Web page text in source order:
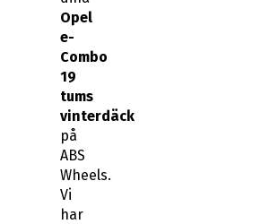
Opel
e-
Combo
19
tums
vinterdäck
på
ABS
Wheels.
Vi
har